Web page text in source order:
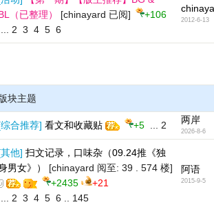
（已整理）
[chinayard 已阅]
+106
2 3 4 5 6
2012-6-13
块主题
综合推荐] 看文和收藏贴 +5 2 两岸
2026-8-6
其他] 扫文记录，口味杂（09.24推《独
男女》）
[chinayard 阅至: 39 . 574 楼]
+2435
+21
2 3 4 5 6 145
阿语
2015-9-5